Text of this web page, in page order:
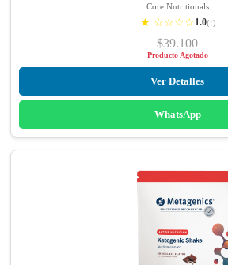
Core Nutritionals
★ ☆☆☆☆1.0(1)
$39.100
Producto Agotado
Ver Detalles
WhatsApp